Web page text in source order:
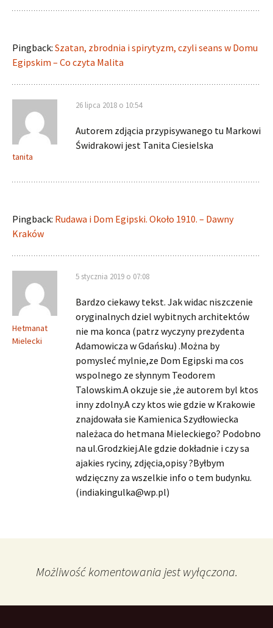
Pingback: Szatan, zbrodnia i spirytyzm, czyli seans w Domu
Egipskim – Co czyta Malita
tanita
26 lipca 2018 o 10:54
Autorem zdjącia przypisywanego tu Markowi
Świdrakowi jest Tanita Ciesielska
Pingback: Rudawa i Dom Egipski. Około 1910. – Dawny
Kraków
Hetmanat
Mielecki
5 stycznia 2019 o 07:08
Bardzo ciekawy tekst. Jak widac niszczenie
oryginalnych dziel wybitnych architektów
nie ma konca (patrz wyczyny prezydenta
Adamowicza w Gdańsku) .Można by
pomysleć mylnie,ze Dom Egipski ma cos
wspolnego ze słynnym Teodorem
Talowskim.A okzuje sie ,że autorem byl ktos
inny zdolny.A czy ktos wie gdzie w Krakowie
znajdowała sie Kamienica Szydłowiecka
należaca do hetmana Mieleckiego? Podobno
na ul.Grodzkiej.Ale gdzie dokładnie i czy sa
ajakies ryciny, zdjęcia,opisy ?Byłbym
wdzięczny za wszelkie info o tem budynku.
(indiakingulka@wp.pl)
Możliwość komentowania jest wyłączona.